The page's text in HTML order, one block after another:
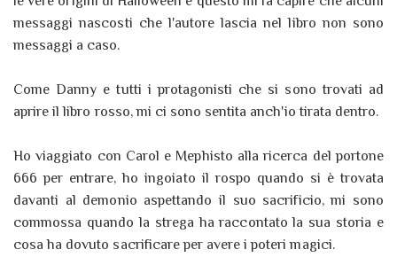
messaggi nascosti che l'autore lascia nel libro non sono
messaggi a caso.
Come Danny e tutti i protagonisti che si sono trovati ad
aprire il libro rosso, mi ci sono sentita anch'io tirata dentro.
Ho viaggiato con Carol e Mephisto alla ricerca del portone
666 per entrare, ho ingoiato il rospo quando si è trovata
davanti al demonio aspettando il suo sacrificio, mi sono
commossa quando la strega ha raccontato la sua storia e
cosa ha dovuto sacrificare per avere i poteri magici.